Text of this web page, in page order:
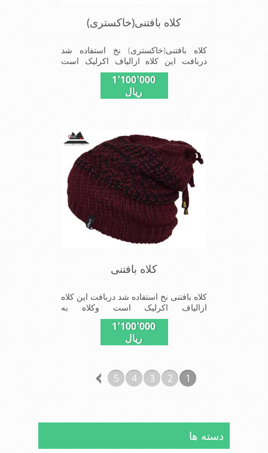
کلاه بافتنی(خاکستری)
کلاه بافتنی(خاکستری) نخ استفاده شد
دربافت این کلاه ازالیاف اکرلیک است
وکلاه به خاطراستفاده ازیک لایه بافت و
یک لایه خز مصنوی ضخامت مناسبی
درمقابل سرما را دارا است شیک و
1٬100٬000
ریال
کلاه بافتنی
کلاه بافتنی نخ استفاده شد دربافت این کلاه
ازالیاف اکرلیک است وکلاه به
خاطراستفاده ازیک لایه بافت و یک لایه خز
مصنوی ضخامت مناسبی درمقابل سرما را
دارا است شیک و مناسب افراد خوش
خصوصیات این کلاه می باشند
1٬100٬000
ریال
1
2
3
4
5
دسته ها